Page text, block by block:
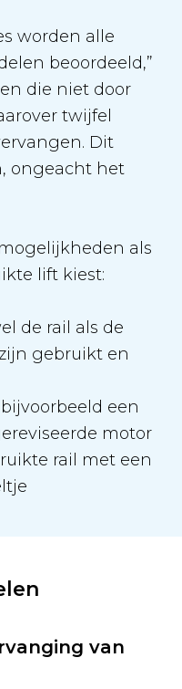
worden alle
beoordeeld,”
die niet door
twijfel
Dit
ongeacht het
als
lift kiest:
de rail als de
gebruikt en
een
motor
rail met een
van